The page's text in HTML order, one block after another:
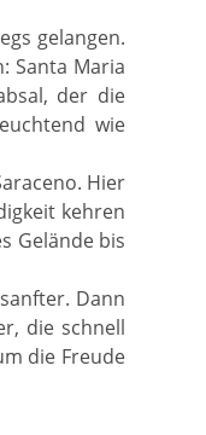
gelangen.
Santa Maria
der die
wie
Hier
kehren
Gelände bis
Dann
die schnell
die Freude